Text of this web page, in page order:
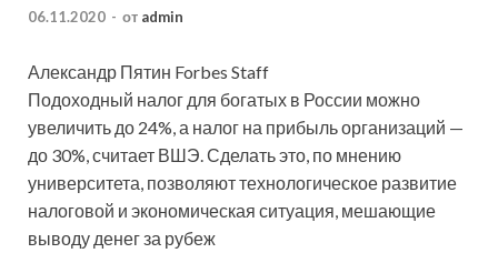
06.11.2020 - от admin
Александр Пятин Forbes Staff
Подоходный налог для богатых в России можно
увеличить до 24%, а налог на прибыль организаций —
до 30%, считает ВШЭ. Сделать это, по мнению
университета, позволяют технологическое развитие
налоговой и экономическая ситуация, мешающие
выводу денег за рубеж